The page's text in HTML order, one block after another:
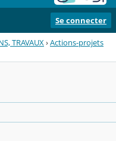
Se connecter
TRAVAUX ›Actions-projets